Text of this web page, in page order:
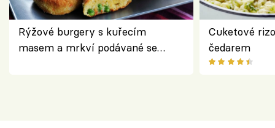
Rýžové burgery s kuřecím
masem a mrkví podávané se
Cuketové
čedarem